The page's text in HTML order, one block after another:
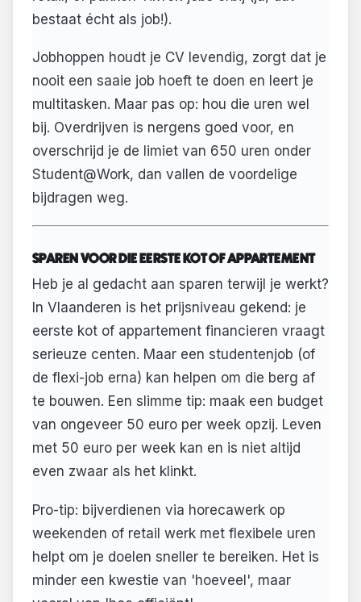
bestaat écht als job!).
Jobhoppen houdt je CV levendig, zorgt dat je
nooit een saaie job hoeft te doen en leert je
multitasken. Maar pas op: hou die uren wel
bij. Overdrijven is nergens goed voor, en
overschrijd je de limiet van 650 uren onder
Student@Work, dan vallen de voordelige
bijdragen weg.
SPAREN VOOR DIE EERSTE KOT OF APPARTEMENT
Heb je al gedacht aan sparen terwijl je werkt?
In Vlaanderen is het prijsniveau gekend: je
eerste kot of appartement financieren vraagt
serieuze centen. Maar een studentenjob (of
de flexi-job erna) kan helpen om die berg af
te bouwen. Een slimme tip: maak een budget
van ongeveer 50 euro per week opzij. Leven
met 50 euro per week kan en is niet altijd
even zwaar als het klinkt.
Pro-tip: bijverdienen via horecawerk op
weekenden of retail werk met flexibele uren
helpt om je doelen sneller te bereiken. Het is
minder een kwestie van 'hoeveel', maar